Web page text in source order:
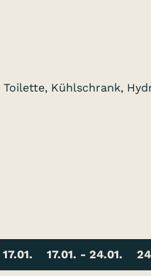
Kühlschrank,
17.01. - 24.01.